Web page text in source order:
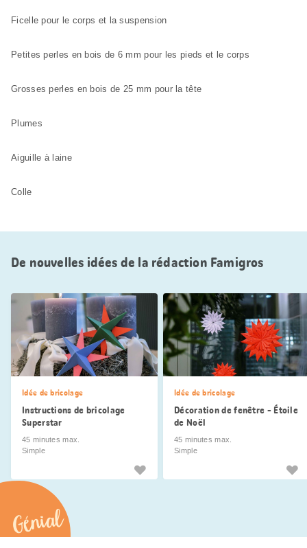
Ficelle pour le corps et la suspension
Petites perles en bois de 6 mm pour les pieds et le corps
Grosses perles en bois de 25 mm pour la tête
Plumes
Aiguille à laine
Colle
De nouvelles idées de la rédaction Famigros
Idée de bricolage
Instructions de bricolage
Superstar
45 minutes max.
Simple
Idée de bricolage
Décoration de fenêtre - Étoile
de Noël
45 minutes max.
Simple
Génial